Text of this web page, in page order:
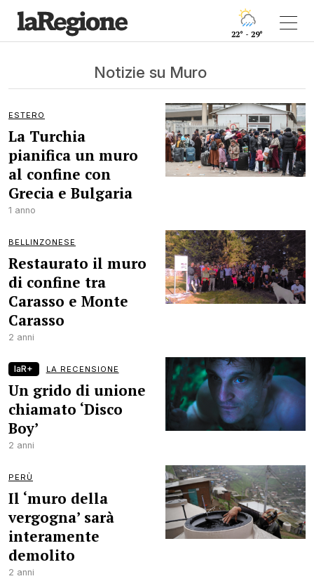
22° - 29°
Notizie su Muro
ESTERO
La Turchia
pianifica un muro
al confine con
Grecia e Bulgaria
1 anno
BELLINZONESE
Restaurato il muro
di confine tra
Carasso e Monte
Carasso
2 anni
laR+ LA RECENSIONE
Un grido di unione
chiamato ‘Disco
Boy’
2 anni
PERÙ
Il ‘muro della
vergogna’ sarà
interamente
demolito
2 anni